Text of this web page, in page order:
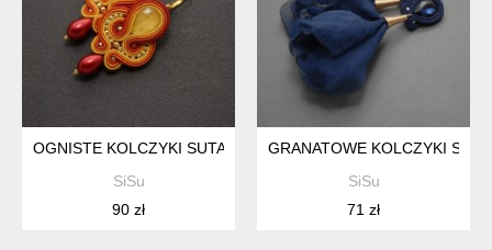
OGNISTE KOLCZYKI SUTASZ
SiSu
90 zł
GRANATOWE KOLCZYKI
SiSu
71 zł